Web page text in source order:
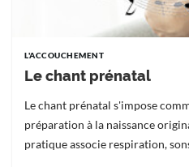
L'ACCOUCHEMENT
Le chant prénatal
Le chant prénatal s'impose
préparation à la naissance
pratique associe respiration,